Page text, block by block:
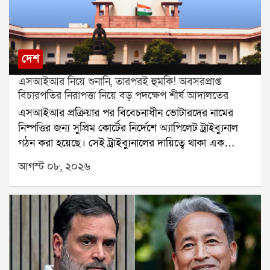
দেশ
এসআইআর নিয়ে শুনানি, তারপরই হুমকি! অবসরপ্রাপ্ত
বিচারপতির নিরাপত্তা নিয়ে বড় পদক্ষেপ শীর্ষ আদালতের
এসআইআর প্রক্রিয়ার পর বিবেচনাধীন ভোটারদের নামের
নিষ্পত্তির জন্য সুপ্রিম কোর্টের নির্দেশে অ্যাপিলেট ট্রাইব্যুনাল
গঠন করা হয়েছে। সেই ট্রাইব্যুনালের দায়িত্বে থাকা এক
অবসরপ্রাপ্ত বিচারপতির নিরাপত্তা নিয়ে এবার প্রশ্ন উঠল।
হুমকি, পথ দুর্ঘটনা এবং বাড়িতে চিঠি আসার অভিযোগের পর
বিষয়টি পৌঁছল সুপ্রিম কোর্টে। এবার নিরাপত্তার বিষয়টি
খতিয়ে দেখে প্রয়োজনীয় ব্যবস্থা নেওয়ার জন্য কলকাতা
হাইকোর্টের প্রধান বিচারপতিকে নির্দেশ দিল শীর্ষ আদালত।
অবসরপ্রাপ্ত ওই বিচারপতির ছেলে তাঁর বাবার নিরাপত্তা নিয়ে
সুপ্রিম কোর্টে আবেদন করেন। আবেদনে বলা হয়, এসআইআর
সংক্রান্ত আপিলের শুনানির দায়িত্ব পালন করতে গিয়ে তাঁর
আগস্ট ০৮, ২০২৬